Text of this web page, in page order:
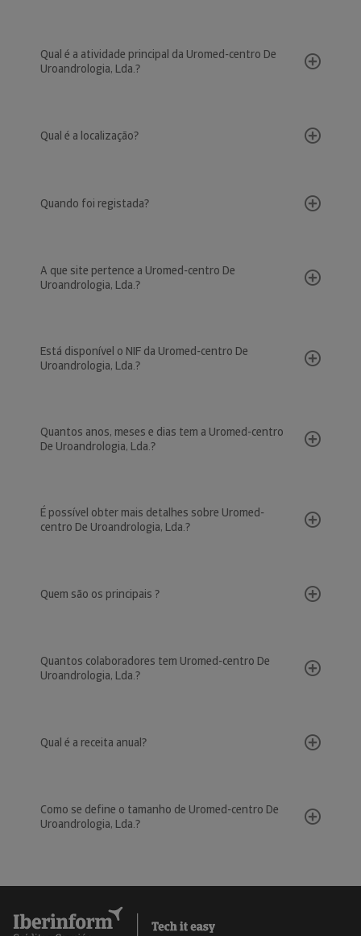
Qual é a atividade principal da Uromed-centro De
Uroandrologia, Lda.?
Qual é a localização?
Quando foi registada?
A que site pertence a Uromed-centro De
Uroandrologia, Lda.?
Está disponível o NIF da Uromed-centro De
Uroandrologia, Lda.?
Quantos anos, meses e dias tem a Uromed-centro
De Uroandrologia, Lda.?
É possível obter mais detalhes sobre Uromed-
centro De Uroandrologia, Lda.?
Quem são os principais ?
Quantos colaboradores tem Uromed-centro De
Uroandrologia, Lda.?
Qual é a receita anual?
Como se define o tamanho de Uromed-centro De
Uroandrologia, Lda.?